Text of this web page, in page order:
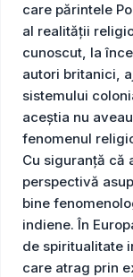
care părintele
al realității
cunoscut, la
autori britanici,
sistemului
aceștia nu
fenomenul
Cu siguranță că
perspectivă
bine
indiene. În
de spiritualitate
care atrag prin